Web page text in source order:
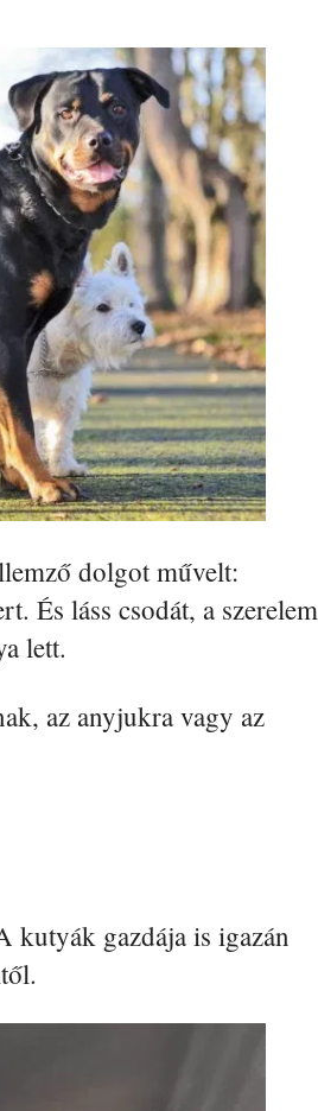
dolgot művelt:
És láss csodát, a szerelem
lett.
az anyjukra vagy az
kutyák gazdája is igazán